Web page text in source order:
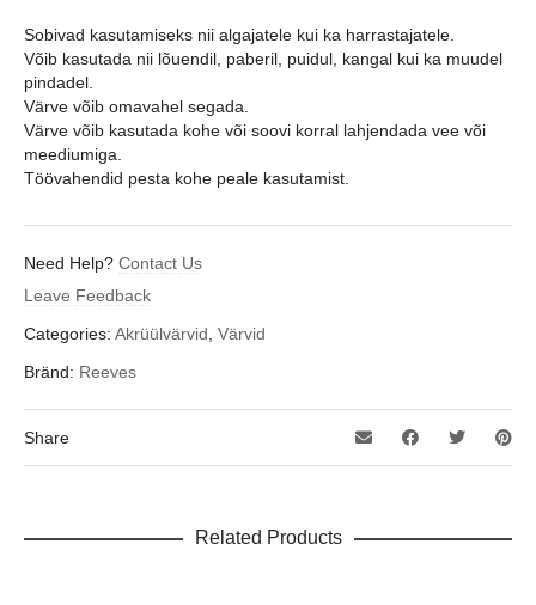
Sobivad kasutamiseks nii algajatele kui ka harrastajatele.
Võib kasutada nii lõuendil, paberil, puidul, kangal kui ka muudel
pindadel.
Värve võib omavahel segada.
Värve võib kasutada kohe või soovi korral lahjendada vee või
meediumiga.
Töövahendid pesta kohe peale kasutamist.
Need Help? Contact Us
Leave Feedback
Categories: Akrüülvärvid Värvid
Bränd: Reeves
Share
Related Products